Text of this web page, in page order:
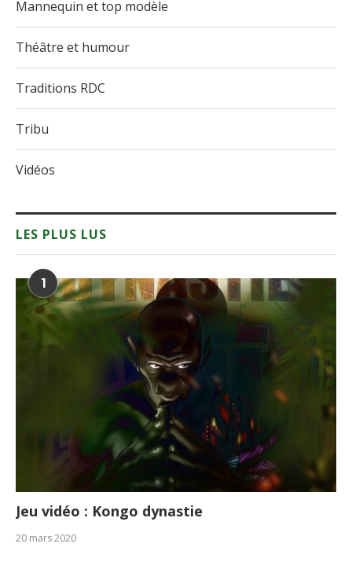
Mannequin et top modèle
Théâtre et humour
Traditions RDC
Tribu
Vidéos
LES PLUS LUS
1
Jeu vidéo : Kongo dynastie
20 mars 2020